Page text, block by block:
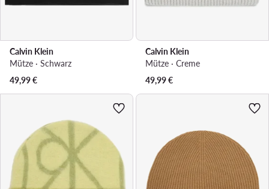
Calvin Klein
Mütze · Schwarz
49,99€
Calvin Klein
Mütze · Creme
49,99€